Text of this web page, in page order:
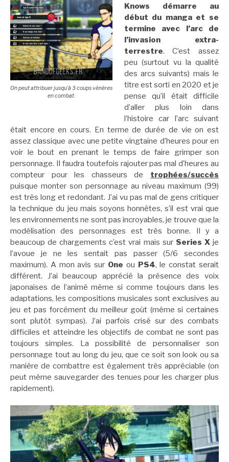
On peut attribuer jusqu’à 3 coups vénères
en combat.
Knows démarre au
début du manga et se
termine avec l’arc de
l’invasion extra-
terrestre. C’est assez
peu (surtout vu la qualité
des arcs suivants) mais le
titre est sorti en 2020 et je
pense qu’il était difficile
d’aller plus loin dans
l’histoire car l’arc suivant
était encore en cours. En terme de durée de vie on est
assez classique avec une petite vingtaine d’heures pour en
voir le bout en prenant le temps de faire grimper son
personnage. Il faudra toutefois rajouter pas mal d’heures au
compteur pour les chasseurs de trophées/succès
puisque monter son personnage au niveau maximum (99)
est très long et redondant. J’ai vu pas mal de gens critiquer
la technique du jeu mais soyons honnêtes, s’il est vrai que
les environnements ne sont pas incroyables, je trouve que la
modélisation des personnages est très bonne. Il y a
beaucoup de chargements c’est vrai mais sur Series Xje
l’avoue je ne les sentait pas passer (5/6 secondes
maximum). A mon avis sur One ou PS4, le constat serait
différent. J’ai beaucoup apprécié la présence des voix
japonaises de l’animé même si comme toujours dans les
adaptations, les compositions musicales sont exclusives au
jeu et pas forcément du meilleur goût (même si certaines
sont plutôt sympas). J’ai parfois crisé sur des combats
difficiles et atteindre les objectifs de combat ne sont pas
toujours simples. La possibilité de personnaliser son
personnage tout au long du jeu, que ce soit son look ou sa
manière de combattre est également très appréciable (on
peut même sauvegarder des tenues pour les charger plus
rapidement).